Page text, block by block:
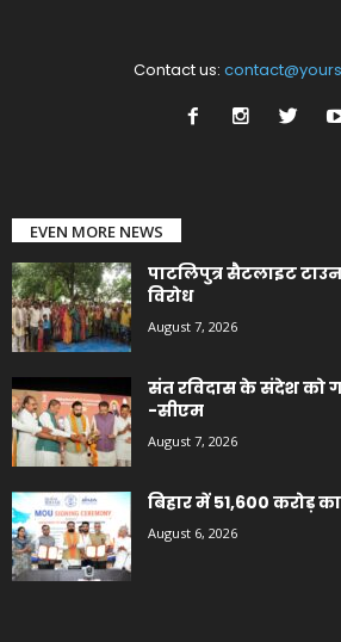
Contact us:
EVEN MORE NEWS
पाटलिपुत्र सैटलाइट
विरोध
August 7, 2026
संत रविदास के संदेश को
-सीएम
August 7, 2026
बिहार में 51,600 करोड़
August 6, 2026